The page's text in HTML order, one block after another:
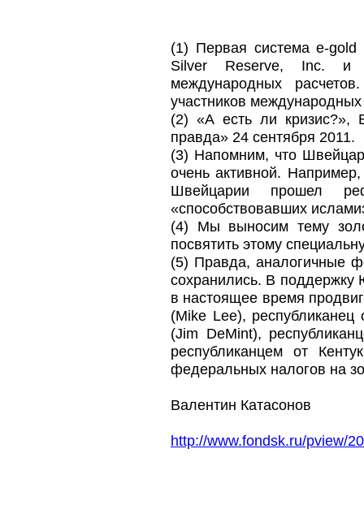
(1) Первая система e-
Silver Reserve, Inc. и
международных
участников
(2) «А есть ли кризис?»,
правда» 24 сентября 2011.
(3) Напомним, что
очень активной.
Швейцарии прошел
«способствовавших
(4) Мы выносим тему
посвятить этому
(5) Правда, аналогичные
сохранились. В поддержку
в настоящее время
(Mike Lee),
(Jim DeMint),
республиканцем от
федеральных налогов на
Валентин Катасонов
http://www.fondsk.ru/pview/